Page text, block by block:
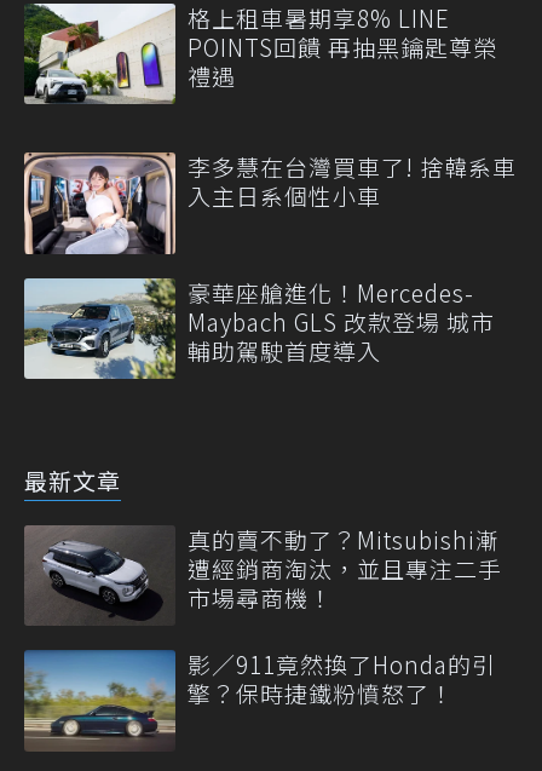
格上租車暑期享8% LINE
POINTS回饋 再抽黑鑰匙尊榮
禮遇
李多慧在台灣買車了! 捨韓系車
入主日系個性小車
豪華座艙進化！Mercedes-
Maybach GLS 改款登場 城市
輔助駕駛首度導入
最新文章
真的賣不動了？Mitsubishi漸
遭經銷商淘汰，並且專注二手
市場尋商機！
影／911竟然換了Honda的引
擎？保時捷鐵粉憤怒了！